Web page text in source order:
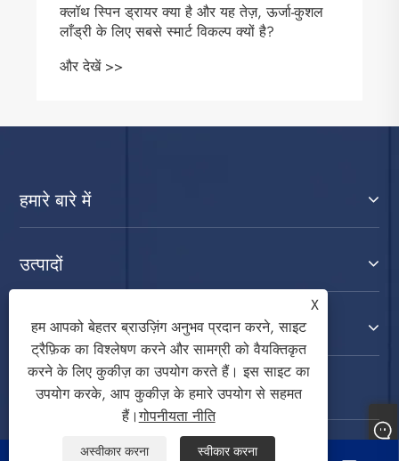
क्लॉथ स्पिन ड्रायर क्या है और यह तेज़, ऊर्जा-कुशल
लाँड्री के लिए सबसे स्मार्ट विकल्प क्यों है?
और देखें >>
हमारे बारे में
उत्पादों
संपर्क करें
हमारे पर का पालन करें
X
हम आपको बेहतर ब्राउज़िंग अनुभव प्रदान करने, साइट
ट्रैफ़िक का विश्लेषण करने और सामग्री को वैयक्तिकृत
करने के लिए कुकीज़ का उपयोग करते हैं। इस साइट का
उपयोग करके, आप कुकीज़ के हमारे उपयोग से सहमत
हैं।गोपनीयता नीति
अस्वीकार करना स्वीकार करना